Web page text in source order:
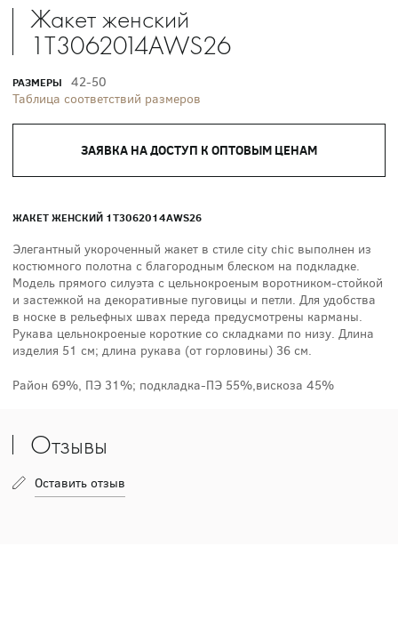
Жакет женский
1T3062014AWS26
РАЗМЕРЫ
42-50
Таблица соответствий размеров
ЗАЯВКА НА ДОСТУП К ОПТОВЫМ ЦЕНАМ
ЖАКЕТ ЖЕНСКИЙ 1T3062014AWS26
Элегантный укороченный жакет в стиле city chic выполнен из
костюмного полотна с благородным блеском на подкладке.
Модель прямого силуэта с цельнокроеным воротником-стойкой
и застежкой на декоративные пуговицы и петли. Для удобства
в носке в рельефных швах переда предусмотрены карманы.
Рукава цельнокроеные короткие со складками по низу. Длина
изделия 51 см; длина рукава (от горловины) 36 см.
Район 69%, ПЭ 31%; подкладка-ПЭ 55%,вискоза 45%
Отзывы
Оставить отзыв